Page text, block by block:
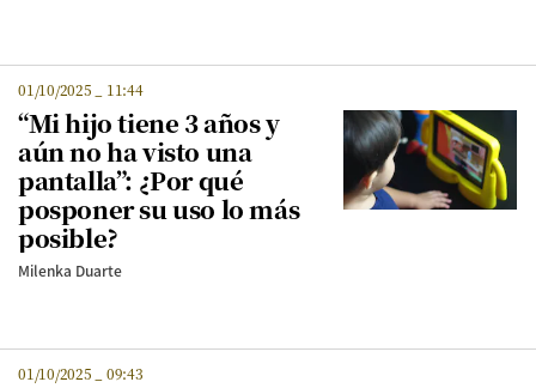
01/10/2025 11:44
“Mi hijo tiene 3 años y
aún no ha visto una
pantalla”: ¿Por qué
posponer su uso lo más
posible?
Milenka Duarte
01/10/2025 09:43